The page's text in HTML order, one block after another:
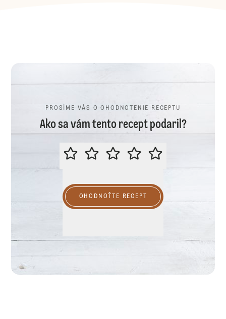
PROSÍME VÁS O OHODNOTENIE RECEPTU
Ako sa vám tento recept podaril?
PROSÍME VÁS O OHODNOTENIE
OHODNOŤTE RECEPT